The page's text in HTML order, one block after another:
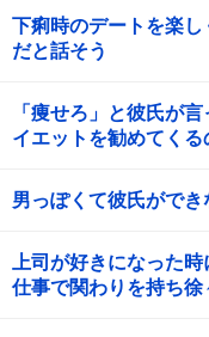
下痢時のデートを楽
だと話そう
「痩せろ」と彼氏が
イエットを勧めてく
男っぽくて彼氏がで
上司が好きになった
仕事で関わりを持ち徐